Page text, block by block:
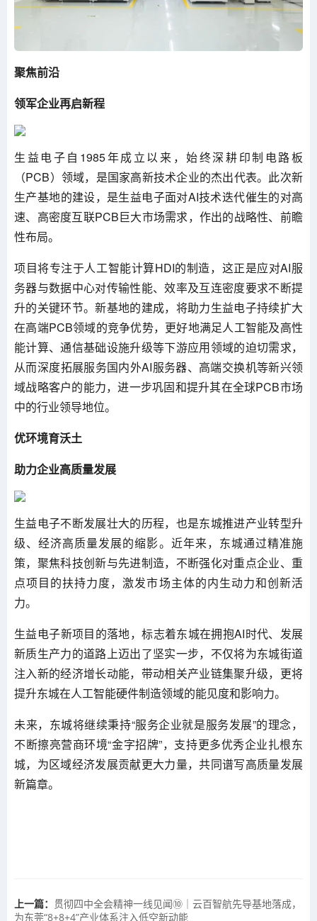
聚焦前沿
领军企业再启新程
生益电子自1985年成立以来，始终深耕印制电路板
（PCB）领域，是国家高新技术企业的杰出代表。此次新
生产基地的建设，是生益电子面对AI技术迭代催生的对高
速、高密度互联PCB巨大市场需求，作出的战略性、前瞻
性布局。
项目将专注于人工智能计算HDI的制造，这正是应对AI服
务器与数据中心对传输性能、效率及互连密度要求不断提
升的关键环节。新基地的建成，将助力生益电子持续扩大
在高端PCB领域的竞争优势，更好地满足人工智能及高性
能计算、通信基础设施升级等下游应用领域的迫切需求，
从而深度拓展服务国内外AI服务器、高端交换机等新兴领
域战略客户的能力，进一步巩固和提升其在全球PCB市场
中的行业领导地位。
优环境育沃土
助力企业高质量发展
生益电子不断发展壮大的历程，也是东城推进产业转型升
级、经济高质量发展的缩影。近年来，东城通过精准施
策，聚焦科技创新与先进制造，不断强化对重点企业、重
点项目的扶持力度，激发市场主体的内生动力和创新活
力。
生益电子新项目的落地，标志着东城在拥抱AI时代、发展
新质生产力的道路上迈出了坚实一步，不仅将为东城街道
注入新的经济增长动能，带动相关产业链集聚升级，更将
提升东城在人工智能硬件制造领域的能见度和影响力。
未来，东城将继续秉持“服务企业就是服务发展”的理念，
不断擦亮营商环境“金字招牌”，支持更多优秀企业扎根东
城，为区域经济发展贡献更大力量，共同谱写高质量发展
新篇章。
上一篇： 贯彻四中全会精神一线见闻⑩｜云百智航先导基地落成，
为东莞“8+8+4”产业体系注入低空新动能